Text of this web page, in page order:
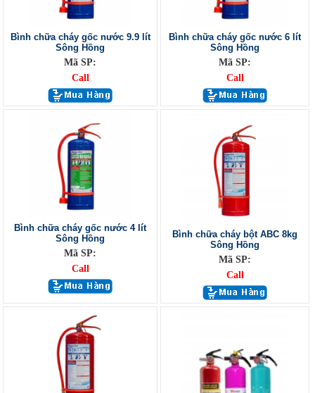
Bình chữa cháy gốc nước 9.9 lít
Sông Hồng
Mã SP:
Call
Bình chữa cháy gốc nước 6 lít
Sông Hồng
Mã SP:
Call
Bình chữa cháy gốc nước 4 lít
Sông Hồng
Mã SP:
Call
Bình chữa cháy bột ABC 8kg
Sông Hồng
Mã SP:
Call